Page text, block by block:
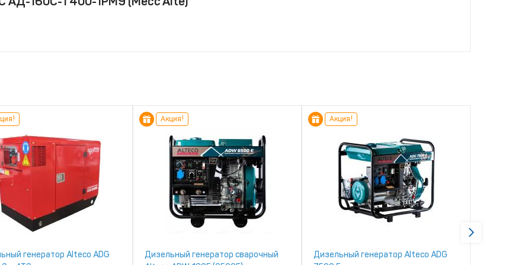
генератор Alteco ADG
Акция!
Дизельный генератор сварочный
Акция!
Дизельный генератор Alteco ADG